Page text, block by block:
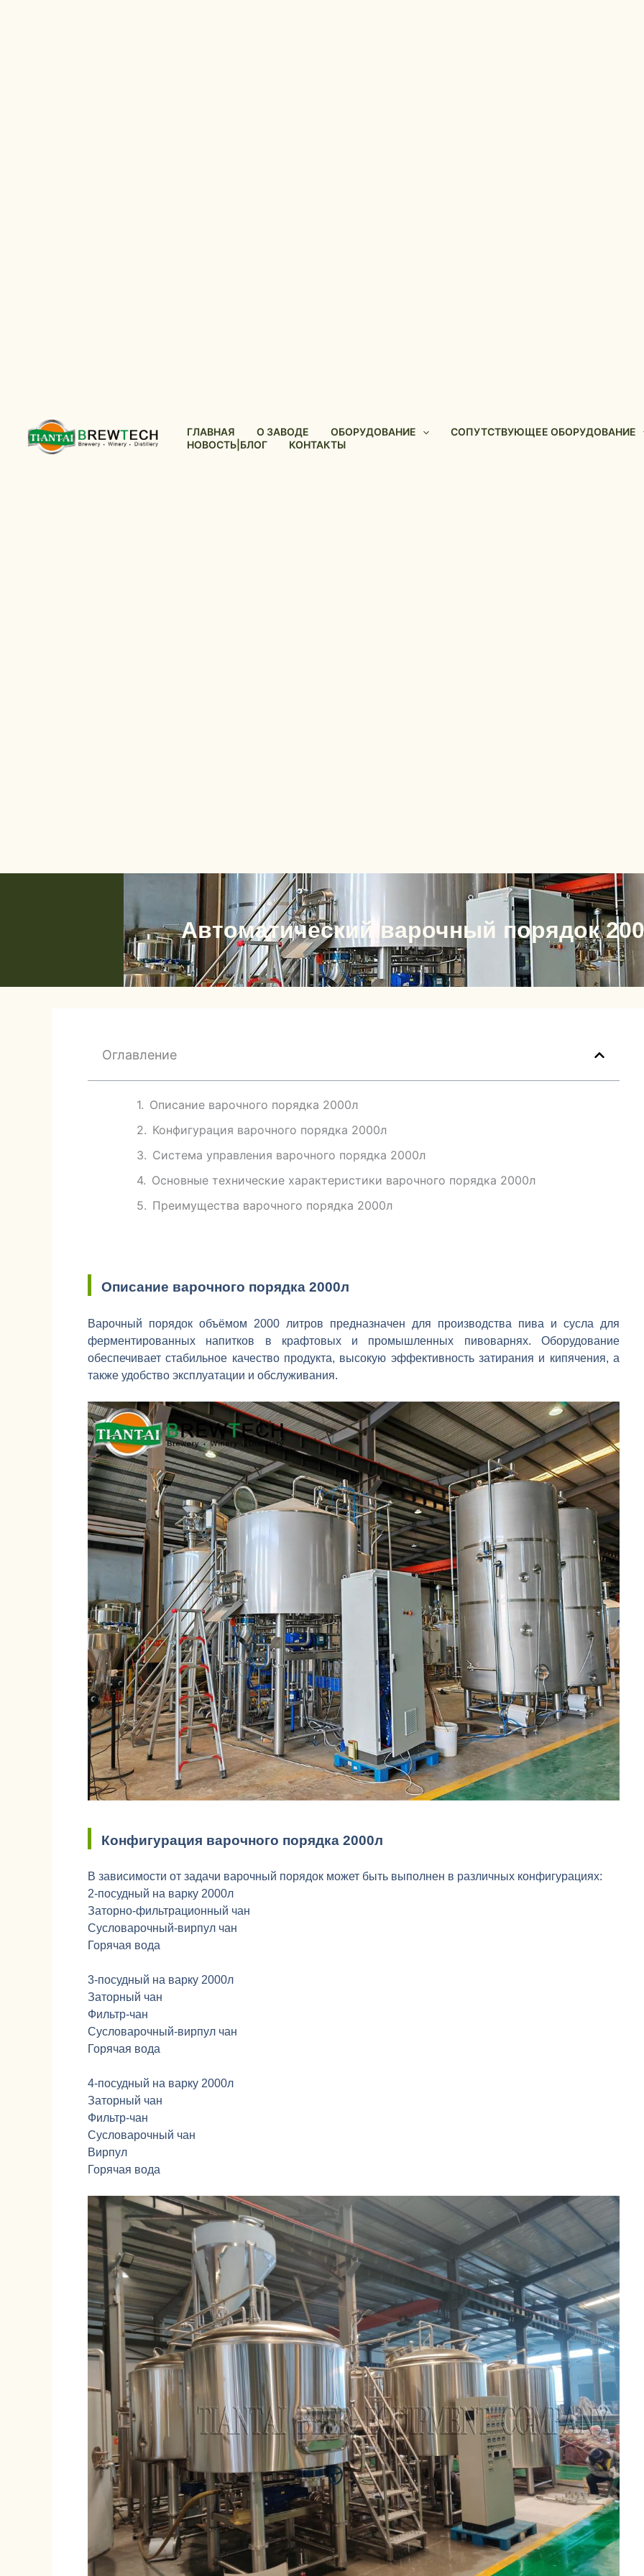
ГЛАВНАЯ О ЗАВОДЕ ОБОРУДОВАНИЕ СОПУТСТВУЮЩЕЕ ОБОРУДОВАНИЕ
НОВОСТЬ|БЛОГ
КОНТАКТЫ
Автоматический варочный порядок
Оглавление
Описание варочного порядка 2000л
Конфигурация варочного порядка 2000л
Система управления варочного порядка 2000л
Основные технические характеристики варочного порядка 2000л
Преимущества варочного порядка 2000л
Описание варочного порядка 2000л
Варочный порядок объёмом 2000 литров предназначен для производства пива и сусла для
ферментированных напитков в крафтовых и промышленных пивоварнях. Оборудование
обеспечивает стабильное качество продукта, высокую эффективность затирания и кипячения, а
также удобство эксплуатации и обслуживания.
Конфигурация варочного порядка 2000л
В зависимости от задачи варочный порядок может быть выполнен в различных конфигурациях:
2-посудный на варку 2000л
Заторно-фильтрационный чан
Сусловарочный-вирпул чан
Горячая вода
3-посудный на варку 2000л
Заторный чан
Фильтр-чан
Сусловарочный-вирпул чан
Горячая вода
4-посудный на варку 2000л
Заторный чан
Фильтр-чан
Сусловарочный чан
Вирпул
Горячая вода